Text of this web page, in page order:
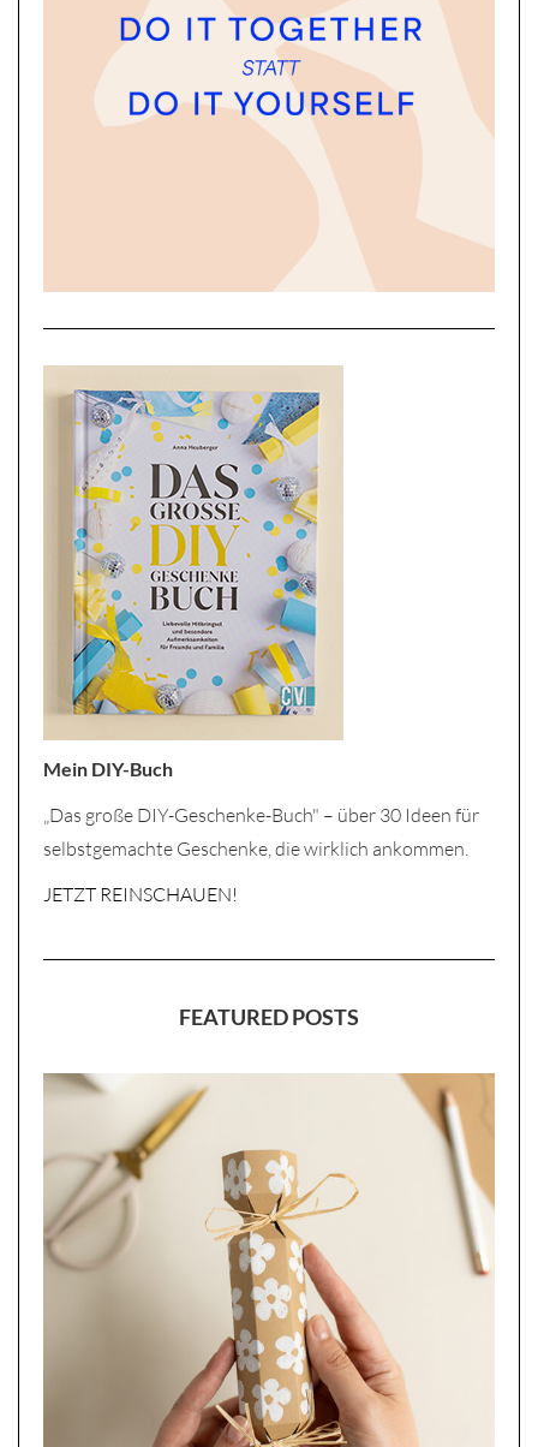
Mein DIY-Buch
„Das große DIY-Geschenke-Buch" – über 30 Ideen für
selbstgemachte Geschenke, die wirklich ankommen.
JETZT REINSCHAUEN!
FEATURED POSTS